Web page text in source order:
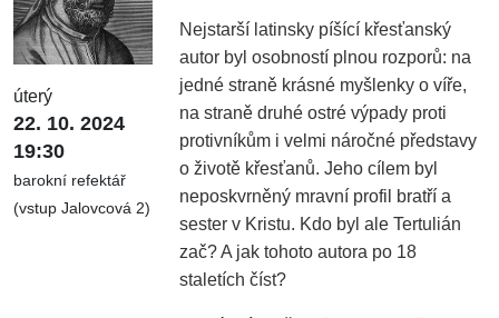
úterý
22. 10. 2024
19:30
barokní refektář
(vstup Jalovcová 2)
Nejstarší latinsky píšící křesťanský
autor byl osobností plnou rozporů: na
jedné straně krásné myšlenky o víře,
na straně druhé ostré výpady proti
protivníkům i velmi náročné představy
o životě křesťanů. Jeho cílem byl
neposkvrněný mravní profil bratří a
sester v Kristu. Kdo byl ale Tertulián
zač? A jak tohoto autora po 18
staletích číst?